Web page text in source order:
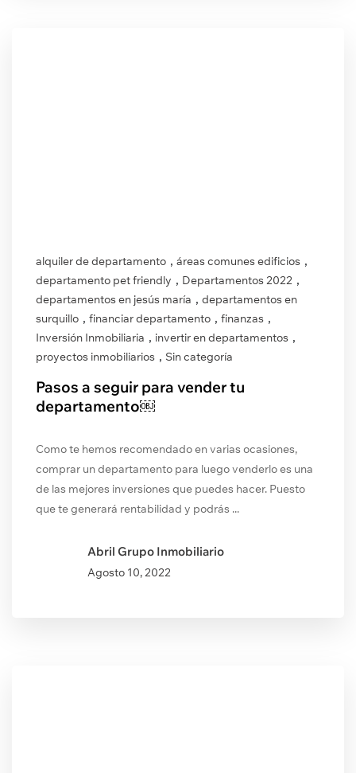
alquiler de departamento , áreas comunes edificios ,
departamento pet friendly , Departamentos 2022 ,
departamentos en jesús maría , departamentos en
surquillo , financiar departamento , finanzas ,
Inversión Inmobiliaria , invertir en departamentos ,
proyectos inmobiliarios , Sin categoría
Pasos a seguir para vender tu
departamento￼
Como te hemos recomendado en varias ocasiones,
comprar un departamento para luego venderlo es una
de las mejores inversiones que puedes hacer. Puesto
que te generará rentabilidad y podrás ...
Abril Grupo Inmobiliario
Agosto 10, 2022